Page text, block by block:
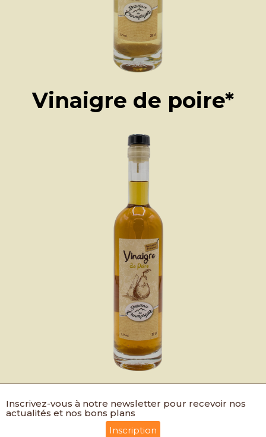
Vinaigre de poire*
Inscrivez-vous à notre newsletter pour recevoir nos
actualités et nos bons plans
Inscription